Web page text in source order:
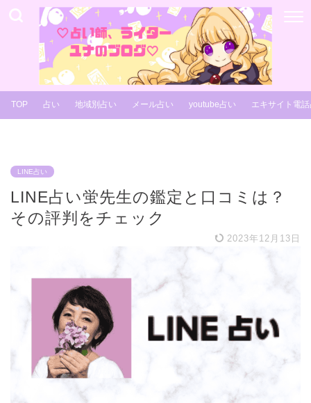
TOP 占い 地域別占い メール占い youtube占い エキサイト電
LINE占い
LINE占い蛍先生の鑑定と口コミは？
その評判をチェック
2023年12月13日